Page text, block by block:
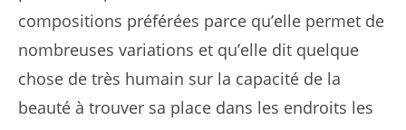
compositions préférées parce qu’elle permet de
nombreuses variations et qu’elle dit quelque
chose de très humain sur la capacité de la
beauté à trouver sa place dans les endroits les